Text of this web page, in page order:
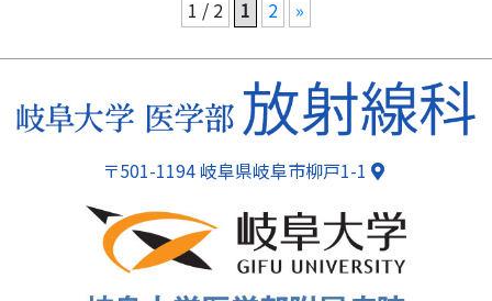
1 / 2 1 2 »
ページトップ
〒501-1194 岐阜県岐阜市柳戸1-1